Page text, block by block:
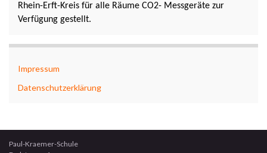
Rhein-Erft-Kreis für alle Räume CO2- Messgeräte zur
Verfügung gestellt.
Impressum
Datenschutzerklärung
Paul-Kraemer-Schule